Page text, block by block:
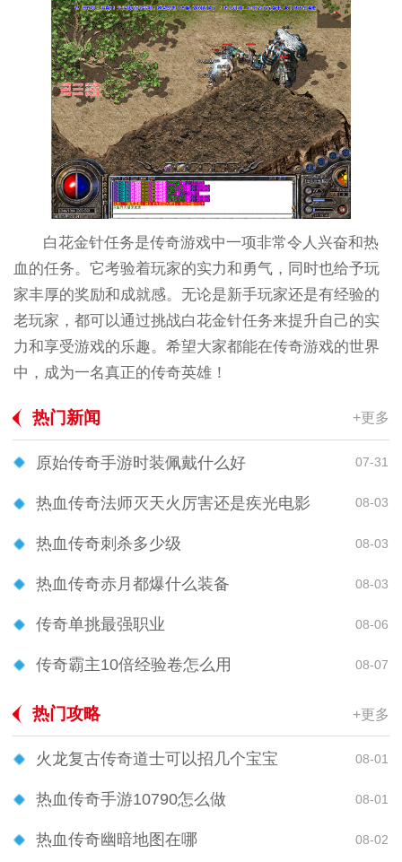
白花金针任务是传奇游戏中一项非常令人兴奋和热
血的任务。它考验着玩家的实力和勇气，同时也给予玩
家丰厚的奖励和成就感。无论是新手玩家还是有经验的
老玩家，都可以通过挑战白花金针任务来提升自己的实
力和享受游戏的乐趣。希望大家都能在传奇游戏的世界
中，成为一名真正的传奇英雄！
热门新闻 +更多
原始传奇手游时装佩戴什么好 07-31
热血传奇法师灭天火厉害还是疾光电影 08-03
热血传奇刺杀多少级 08-03
热血传奇赤月都爆什么装备 08-03
传奇单挑最强职业 08-06
传奇霸主10倍经验卷怎么用 08-07
热门攻略 +更多
火龙复古传奇道士可以招几个宝宝 08-01
热血传奇手游10790怎么做 08-01
热血传奇幽暗地图在哪 08-02